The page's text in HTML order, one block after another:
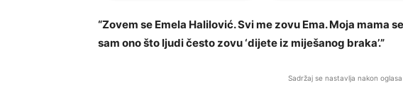
“Zovem se Emela Halilović. Svi me zovu Ema. Moja mama
sam ono što ljudi često zovu ‘dijete iz miješanog braka’.”
Sadržaj se nastavlja nakon oglasa